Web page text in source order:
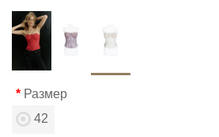
Размер
42